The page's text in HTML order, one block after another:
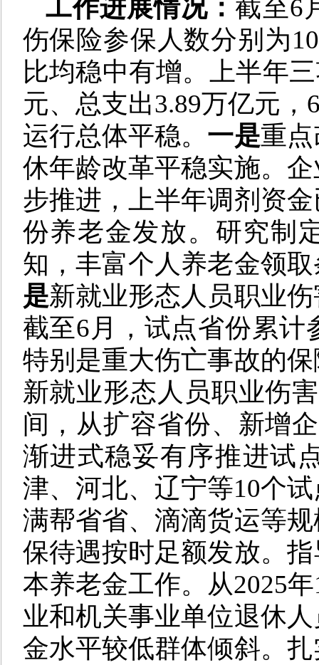
工作进展情况： 截至6
伤保险参保人数分别为
比均稳中有增。上半年
元、总支出3.89万亿元
运行总体平稳。 一是重
休年龄改革平稳实施。
步推进，上半年调剂资
份养老金发放。研究制
知，丰富个人养老金领
是新就业形态人员职业
截至6月，试点省份累计
特别是重大伤亡事故的
新就业形态人员职业伤
间，从扩容省份、新增
渐进式稳妥有序推进试
津、河北、辽宁等10个
满帮省省、滴滴货运等
保待遇按时足额发放。
本养老金工作。从2025
业和机关事业单位退休
金水平较低群体倾斜。